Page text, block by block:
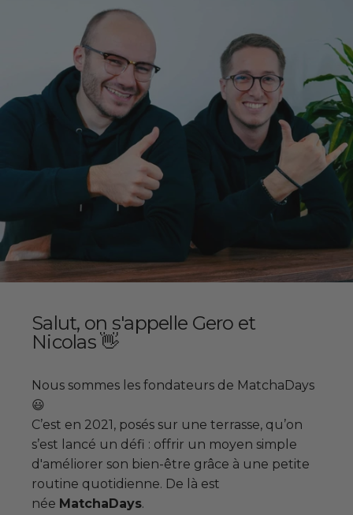
Salut, on s'appelle Gero et
Nicolas 👋
Nous sommes les fondateurs de MatchaDays
😃
C’est en 2021, posés sur une terrasse, qu’on
s’est lancé un défi : offrir un moyen simple
d'améliorer son bien-être grâce à une petite
routine quotidienne. De là est
née MatchaDays.